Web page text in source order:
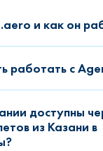
и как он
работать с
доступны
из Казани в